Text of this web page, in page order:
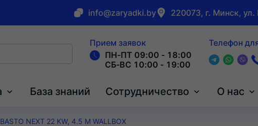
info@zaryadki.by 220073, г. Минск,
Прием заявок
ПН-ПТ 09:00 - 18:00
СБ-ВС 10:00 - 19:00
Телефон
База знаний Сотрудничество О нас
NEXT 22 KW, 4.5 M WALLBOX